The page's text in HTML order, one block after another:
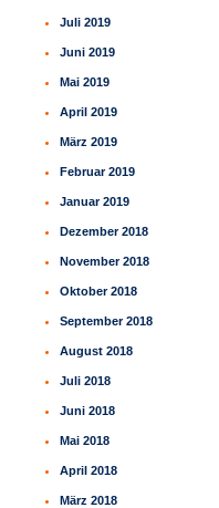
Juli 2019
Juni 2019
Mai 2019
April 2019
März 2019
Februar 2019
Januar 2019
Dezember 2018
November 2018
Oktober 2018
September 2018
August 2018
Juli 2018
Juni 2018
Mai 2018
April 2018
März 2018